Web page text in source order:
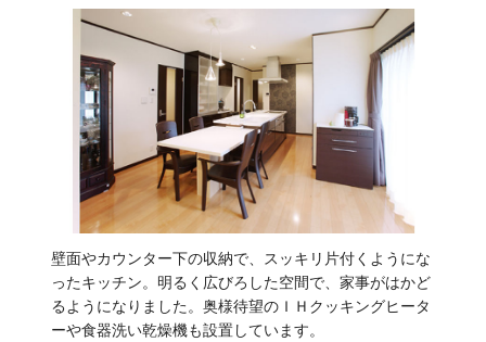
壁面やカウンター下の収納で、スッキリ片付くようにな
ったキッチン。明るく広びろした空間で、家事がはかど
るようになりました。奥様待望のＩＨクッキングヒータ
ーや食器洗い乾燥機も設置しています。